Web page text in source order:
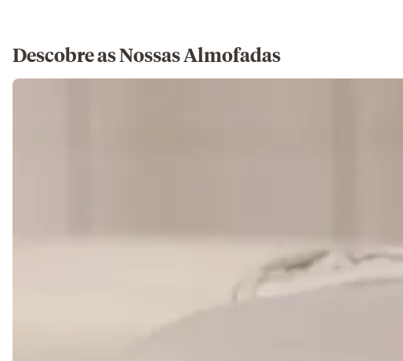
Descobre as Nossas Almofadas